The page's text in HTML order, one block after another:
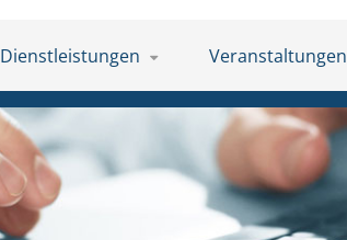
Dienstleistungen Veranstaltungen